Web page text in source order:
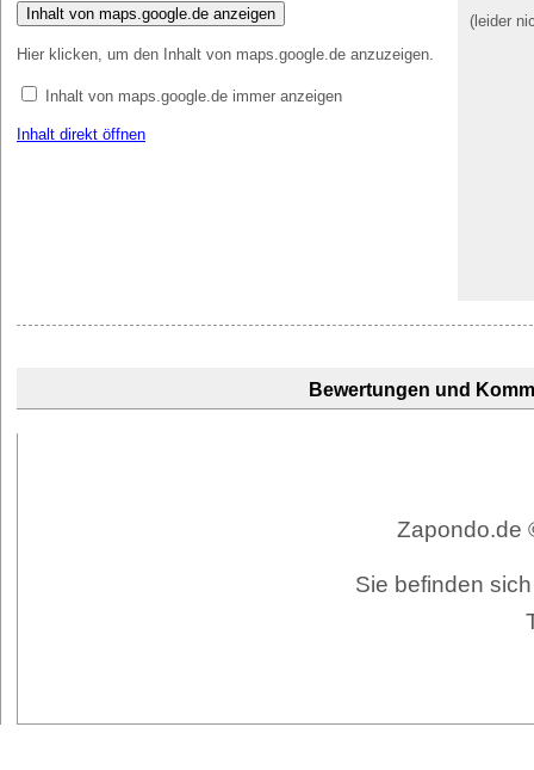
Inhalt von maps.google.de anzeigen
Hier klicken, um den Inhalt von maps.google.de anzuzeigen.
Inhalt von maps.google.de immer anzeigen
Inhalt direkt öffnen
(leider
Bewertungen und
Zapondo.de
Sie befinden